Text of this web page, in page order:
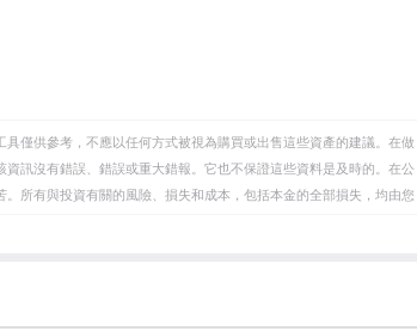
僅供參考，不應以任何方式被視為購買或出售這些資產的建議。在做
訊沒有錯誤、錯誤或重大錯報。它也不保證這些資料是及時的。在公
所有與投資有關的風險、損失和成本，包括本金的全部損失，均由您
性不作任何陳述。FXStreet和作者將不承擔任何錯誤，遺漏或任何損
和FXStreet並非註冊投資顧問，本文內容無意提供任何投資建議。